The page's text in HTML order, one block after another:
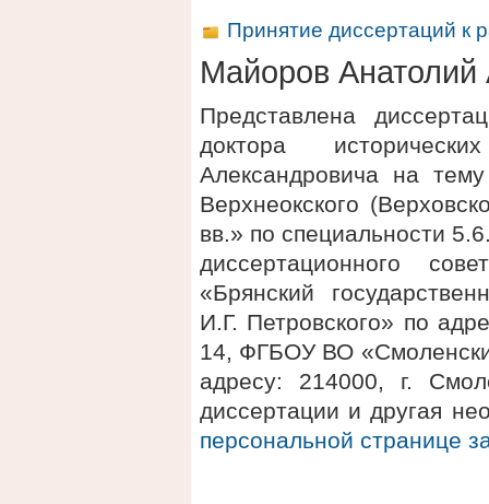
Принятие диссертаций к
Майоров Анатолий
Представлена
доктора
Александровича на
Верхнеокского
вв.» по специальности
диссертационного
«Брянский
И.Г. Петровского» по
14, ФГБОУ ВО
адресу: 214000, г.
диссертации и другая
персональной странице